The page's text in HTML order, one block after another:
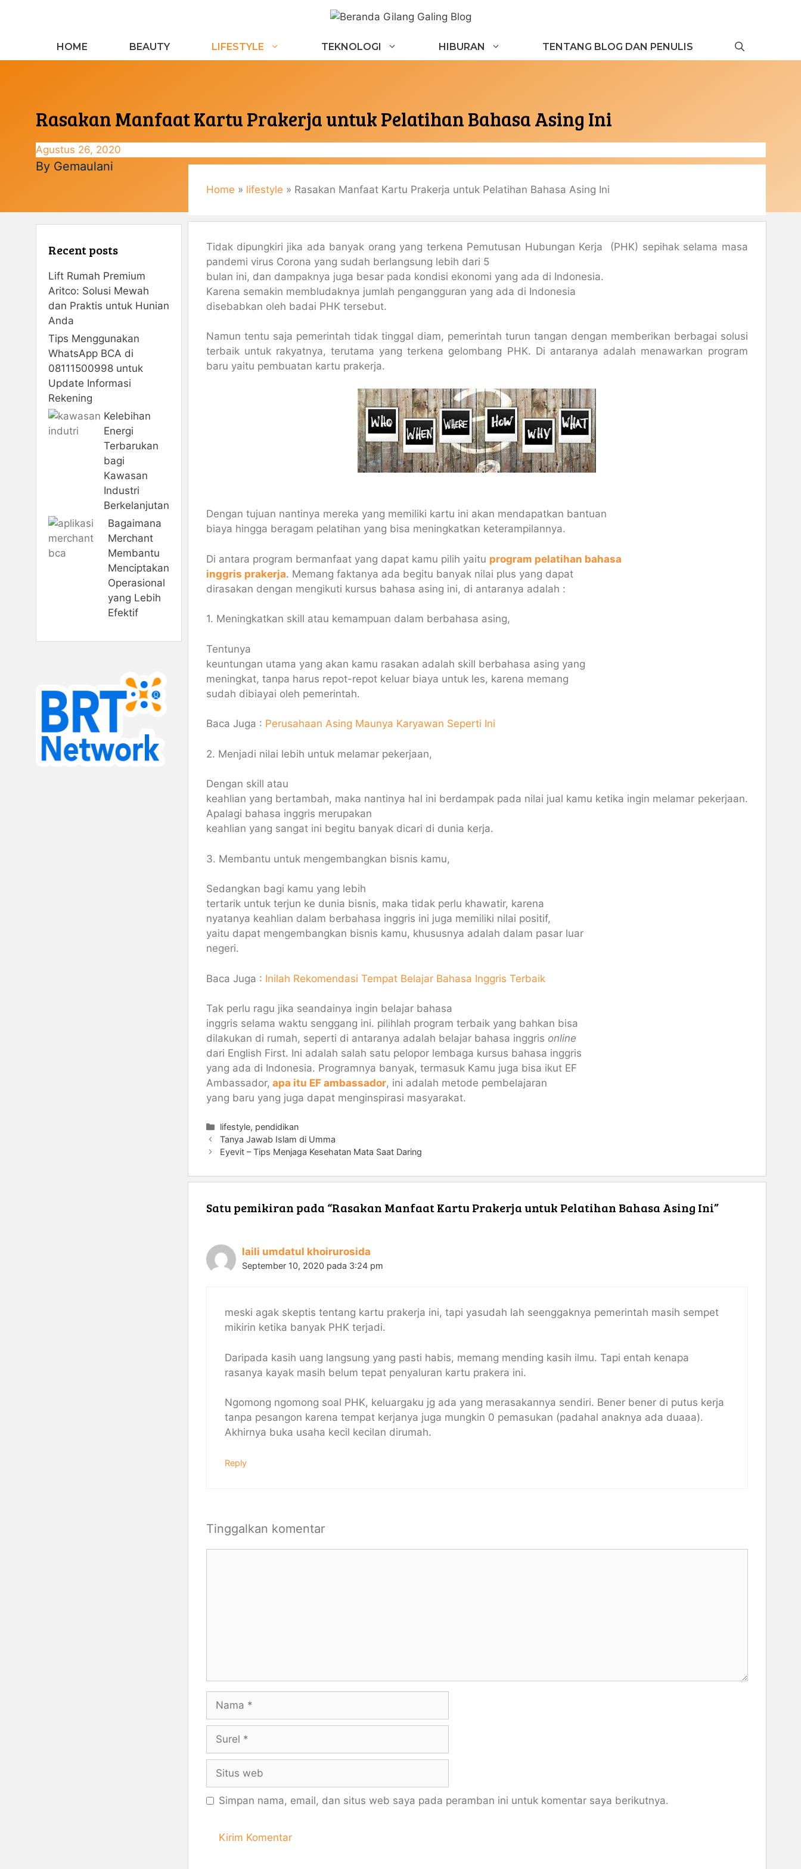
HOME BEAUTY LIFESTYLE TEKNOLOGI HIBURAN TENTANG BLOG DAN PENULIS
Rasakan Manfaat Kartu Prakerja untuk Pelatihan Bahasa Asing Ini
Agustus 26, 2020
By Gemaulani
Home » lifestyle » Rasakan Manfaat Kartu Prakerja untuk Pelatihan Bahasa Asing Ini
Tidak dipungkiri jika ada banyak orang yang terkena Pemutusan Hubungan Kerja (PHK) sepihak selama masa
pandemi virus Corona yang sudah berlangsung lebih dari 5
bulan ini, dan dampaknya juga besar pada kondisi ekonomi yang ada di Indonesia.
Karena semakin membludaknya jumlah pengangguran yang ada di Indonesia
disebabkan oleh badai PHK tersebut.
Namun tentu saja pemerintah tidak tinggal diam, pemerintah turun tangan dengan memberikan berbagai solusi
terbaik untuk rakyatnya, terutama yang terkena gelombang PHK. Di antaranya adalah menawarkan program
baru yaitu pembuatan kartu prakerja.
Dengan tujuan nantinya mereka yang memiliki kartu ini akan mendapatkan bantuan
biaya hingga beragam pelatihan yang bisa meningkatkan keterampilannya.
Di antara program bermanfaat yang dapat kamu pilih yaitu program pelatihan bahasa
inggris prakerja. Memang faktanya ada begitu banyak nilai plus yang dapat
dirasakan dengan mengikuti kursus bahasa asing ini, di antaranya adalah :
1. Meningkatkan skill atau kemampuan dalam berbahasa asing,
Tentunya
keuntungan utama yang akan kamu rasakan adalah skill berbahasa asing yang
meningkat, tanpa harus repot-repot keluar biaya untuk les, karena memang
sudah dibiayai oleh pemerintah.
Baca Juga : Perusahaan Asing Maunya Karyawan Seperti Ini
2. Menjadi nilai lebih untuk melamar pekerjaan,
Dengan skill atau
keahlian yang bertambah, maka nantinya hal ini berdampak pada nilai jual kamu ketika ingin melamar pekerjaan.
Apalagi bahasa inggris merupakan
keahlian yang sangat ini begitu banyak dicari di dunia kerja.
3. Membantu untuk mengembangkan bisnis kamu,
Sedangkan bagi kamu yang lebih
tertarik untuk terjun ke dunia bisnis, maka tidak perlu khawatir, karena
nyatanya keahlian dalam berbahasa inggris ini juga memiliki nilai positif,
yaitu dapat mengembangkan bisnis kamu, khususnya adalah dalam pasar luar
negeri.
Baca Juga : Inilah Rekomendasi Tempat Belajar Bahasa Inggris Terbaik
Tak perlu ragu jika seandainya ingin belajar bahasa
inggris selama waktu senggang ini. pilihlah program terbaik yang bahkan bisa
dilakukan di rumah, seperti di antaranya adalah belajar bahasa inggris online
dari English First. Ini adalah salah satu pelopor lembaga kursus bahasa inggris
yang ada di Indonesia. Programnya banyak, termasuk Kamu juga bisa ikut EF
Ambassador, apa itu EF ambassador, ini adalah metode pembelajaran
yang baru yang juga dapat menginspirasi masyarakat.
Kategori
lifestyle, pendidikan
Tanya Jawab Islam di Umma
Eyevit – Tips Menjaga Kesehatan Mata Saat Daring
Satu pemikiran pada “Rasakan Manfaat Kartu Prakerja untuk Pelatihan Bahasa Asing Ini”
laili umdatul khoirurosida
September 10, 2020 pada 3:24 pm
meski agak skeptis tentang kartu prakerja ini, tapi yasudah lah seenggaknya pemerintah masih sempet
mikirin ketika banyak PHK terjadi.
Daripada kasih uang langsung yang pasti habis, memang mending kasih ilmu. Tapi entah kenapa
rasanya kayak masih belum tepat penyaluran kartu prakera ini.
Ngomong ngomong soal PHK, keluargaku jg ada yang merasakannya sendiri. Bener bener di putus kerja
tanpa pesangon karena tempat kerjanya juga mungkin 0 pemasukan (padahal anaknya ada duaaa).
Akhirnya buka usaha kecil kecilan dirumah.
Reply
Tinggalkan komentar
Nama
Surel
Situs
web
Simpan nama, email, dan situs web saya pada peramban ini untuk komentar saya berikutnya.
Recent posts
Lift Rumah Premium
Aritco: Solusi Mewah
dan Praktis untuk Hunian
Anda
Tips Menggunakan
WhatsApp BCA di
08111500998 untuk
Update Informasi
Rekening
Kelebihan
Energi
Terbarukan
bagi
Kawasan
Industri
Berkelanjutan
Bagaimana
Merchant
Membantu
Menciptakan
Operasional
yang Lebih
Efektif